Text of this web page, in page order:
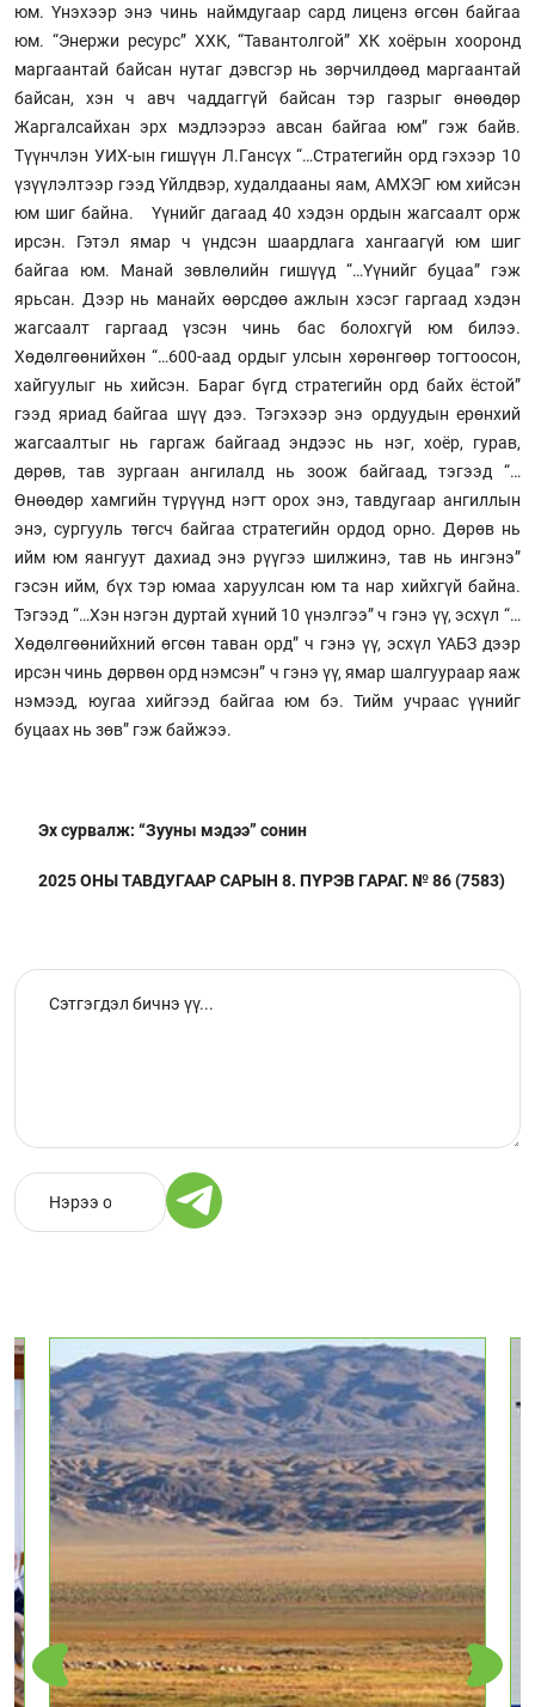
юм. Үнэхээр энэ чинь наймдугаар сард лиценз өгсөн байгаа
юм. “Энержи ресурс” ХХК, “Тавантолгой” ХК хоёрын хооронд
маргаантай байсан нутаг дэвсгэр нь зөрчилдөөд маргаантай
байсан, хэн ч авч чаддаггүй байсан тэр газрыг өнөөдөр
Жаргалсайхан эрх мэдлээрээ авсан байгаа юм” гэж байв.
Түүнчлэн УИХ-ын гишүүн Л.Гансүх “…Стратегийн орд гэхээр 10
үзүүлэлтээр гээд Үйлдвэр, худалдааны яам, АМХЭГ юм хийсэн
юм шиг байна. Үүнийг дагаад 40 хэдэн ордын жагсаалт орж
ирсэн. Гэтэл ямар ч үндсэн шаардлага хангаагүй юм шиг
байгаа юм. Манай зөвлөлийн гишүүд “…Үүнийг буцаа” гэж
ярьсан. Дээр нь манайх өөрсдөө ажлын хэсэг гаргаад хэдэн
жагсаалт гаргаад үзсэн чинь бас болохгүй юм билээ.
Хөдөлгөөнийхөн “…600-аад ордыг улсын хөрөнгөөр тогтоосон,
хайгуулыг нь хийсэн. Бараг бүгд стратегийн орд байх ёстой”
гээд яриад байгаа шүү дээ. Тэгэхээр энэ ордуудын ерөнхий
жагсаалтыг нь гаргаж байгаад эндээс нь нэг, хоёр, гурав,
дөрөв, тав зургаан ангилалд нь зоож байгаад, тэгээд “…
Өнөөдөр хамгийн түрүүнд нэгт орох энэ, тавдугаар ангиллын
энэ, сургууль төгсч байгаа стратегийн ордод орно. Дөрөв нь
ийм юм яангуут дахиад энэ рүүгээ шилжинэ, тав нь ингэнэ”
гэсэн ийм, бүх тэр юмаа харуулсан юм та нар хийхгүй байна.
Тэгээд “…Хэн нэгэн дуртай хүний 10 үнэлгээ” ч гэнэ үү, эсхүл “…
Хөдөлгөөнийхний өгсөн таван орд” ч гэнэ үү, эсхүл ҮАБЗ дээр
ирсэн чинь дөрвөн орд нэмсэн” ч гэнэ үү, ямар шалгуураар яаж
нэмээд, юугаа хийгээд байгаа юм бэ. Тийм учраас үүнийг
буцаах нь зөв” гэж байжээ.
Эх сурвалж: “Зууны мэдээ” сонин
2025 ОНЫ ТАВДУГААР САРЫН 8. ПҮРЭВ ГАРАГ. № 86 (7583)